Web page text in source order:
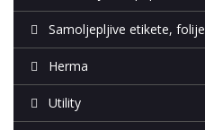
Samoljepljive etikete, folije
Herma
Utility